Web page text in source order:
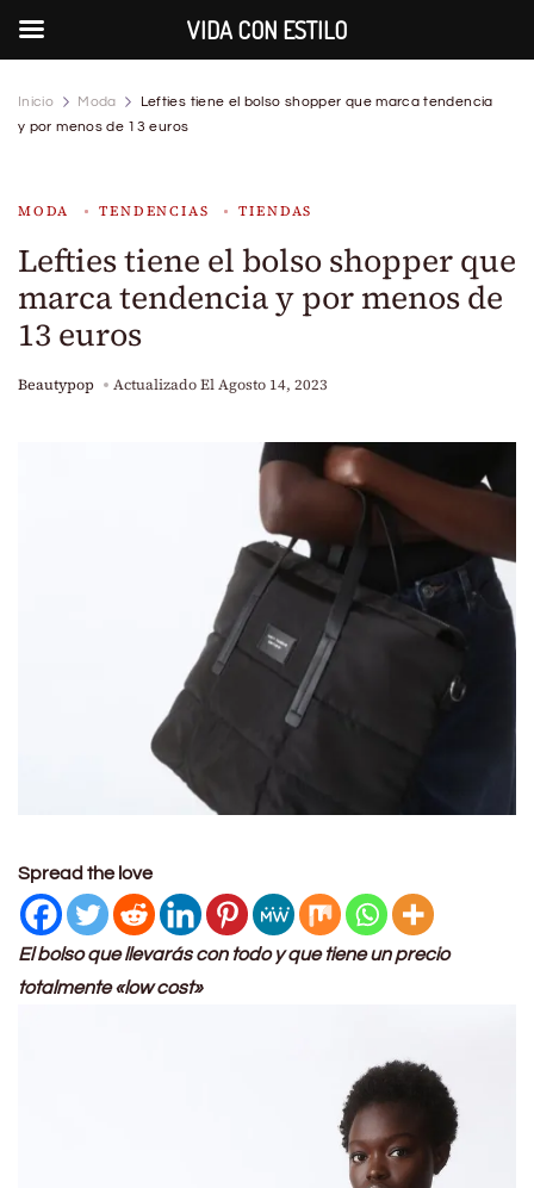
Inicio Moda
Lefties tiene el bolso shopper que marca tendencia
y por menos de 13 euros
MODA TENDENCIAS TIENDAS
Lefties tiene el bolso shopper que
marca tendencia y por menos de
13 euros
Beautypop Actualizado ElAgosto 14, 2023
Spread the love
El bolso que llevarás con todo y que tiene un precio
totalmente «low cost»
VIDA CON ESTILO